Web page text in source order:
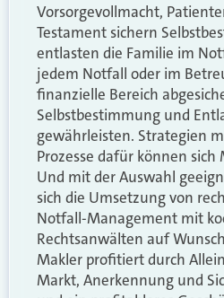
Vorsorgevollmacht,
Testament sichern
entlasten die Familie im
jedem Notfall oder im
finanzielle Bereich
Selbstbestimmung und
gewährleisten. Strategien
Prozesse dafür können sich
Und mit der Auswahl
sich die Umsetzung von
Notfall-Management mit
Rechtsanwälten auf
Makler profitiert durch
Markt, Anerkennung und